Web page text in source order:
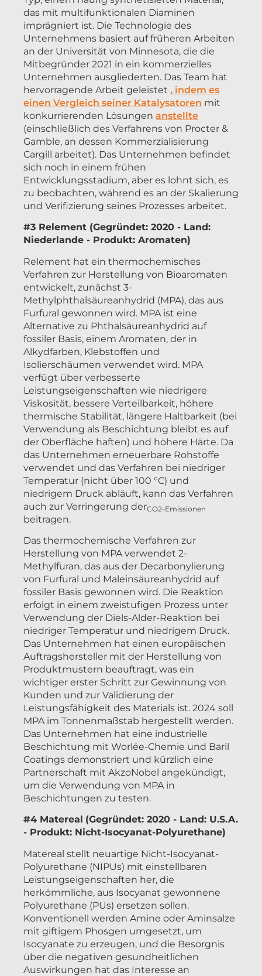
das mit multifunktionalen Diaminen
imprägniert ist. Die Technologie des
Unternehmens basiert auf früheren Arbeiten
an der Universität von Minnesota, die die
Mitbegründer 2021 in ein kommerzielles
Unternehmen ausgliederten. Das Team hat
hervorragende Arbeit geleistet , indem es
einen Vergleich seiner Katalysatoren mit
konkurrierenden Lösungen anstellte
(einschließlich des Verfahrens von Procter &
Gamble, an dessen Kommerzialisierung
Cargill arbeitet). Das Unternehmen befindet
sich noch in einem frühen
Entwicklungsstadium, aber es lohnt sich, es
zu beobachten, während es an der Skalierung
und Verifizierung seines Prozesses arbeitet.
#3 Relement (Gegründet: 2020 - Land:
Niederlande - Produkt: Aromaten)
Relement hat ein thermochemisches
Verfahren zur Herstellung von Bioaromaten
entwickelt, zunächst 3-
Methylphthalsäureanhydrid (MPA), das aus
Furfural gewonnen wird. MPA ist eine
Alternative zu Phthalsäureanhydrid auf
fossiler Basis, einem Aromaten, der in
Alkydfarben, Klebstoffen und
Isolierschäumen verwendet wird. MPA
verfügt über verbesserte
Leistungseigenschaften wie niedrigere
Viskosität, bessere Verteilbarkeit, höhere
thermische Stabilität, längere Haltbarkeit (bei
Verwendung als Beschichtung bleibt es auf
der Oberfläche haften) und höhere Härte. Da
das Unternehmen erneuerbare Rohstoffe
verwendet und das Verfahren bei niedriger
Temperatur (nicht über 100 °C) und
niedrigem Druck abläuft, kann das Verfahren
auch zur Verringerung derCO2-Emissionen
beitragen.
Das thermochemische Verfahren zur
Herstellung von MPA verwendet 2-
Methylfuran, das aus der Decarbonylierung
von Furfural und Maleinsäureanhydrid auf
fossiler Basis gewonnen wird. Die Reaktion
erfolgt in einem zweistufigen Prozess unter
Verwendung der Diels-Alder-Reaktion bei
niedriger Temperatur und niedrigem Druck.
Das Unternehmen hat einen europäischen
Auftragshersteller mit der Herstellung von
Produktmustern beauftragt, was ein
wichtiger erster Schritt zur Gewinnung von
Kunden und zur Validierung der
Leistungsfähigkeit des Materials ist. 2024 soll
MPA im Tonnenmaßstab hergestellt werden.
Das Unternehmen hat eine industrielle
Beschichtung mit Worlée-Chemie und Baril
Coatings demonstriert und kürzlich eine
Partnerschaft mit AkzoNobel angekündigt,
um die Verwendung von MPA in
Beschichtungen zu testen.
#4 Matereal (Gegründet: 2020 - Land: U.S.A.
- Produkt: Nicht-Isocyanat-Polyurethane)
Matereal stellt neuartige Nicht-Isocyanat-
Polyurethane (NIPUs) mit einstellbaren
Leistungseigenschaften her, die
herkömmliche, aus Isocyanat gewonnene
Polyurethane (PUs) ersetzen sollen.
Konventionell werden Amine oder Aminsalze
mit giftigem Phosgen umgesetzt, um
Isocyanate zu erzeugen, und die Besorgnis
über die negativen gesundheitlichen
Auswirkungen hat das Interesse an